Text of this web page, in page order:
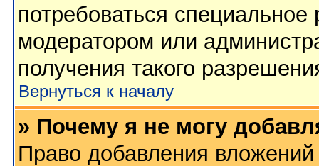
потребоваться
модератором или
получения такого
Вернуться к началу
» Почему я не могу
Право добавления